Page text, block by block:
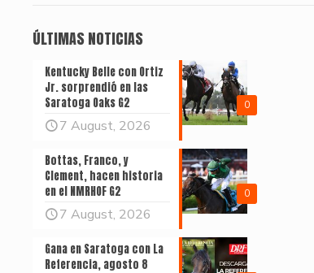
ÚLTIMAS NOTICIAS
0
Kentucky Belle con Ortiz
Jr. sorprendió en las
Saratoga Oaks G2
7 August, 2026
0
Bottas, Franco, y
Clement, hacen historia
en el NMRHOF G2
7 August, 2026
Gana en Saratoga con La
Referencia, agosto 8